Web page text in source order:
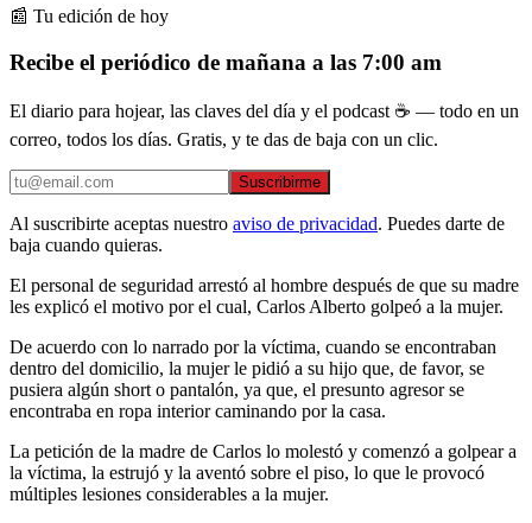
📰 Tu edición de hoy
Recibe el periódico de mañana a las 7:00 am
El diario para hojear, las claves del día y el podcast ☕ — todo en un
correo, todos los días. Gratis, y te das de baja con un clic.
Suscribirme
Al suscribirte aceptas nuestro aviso de privacidad. Puedes darte de
baja cuando quieras.
El personal de seguridad arrestó al hombre después de que su madre
les explicó el motivo por el cual, Carlos Alberto golpeó a la mujer.
De acuerdo con lo narrado por la víctima, cuando se encontraban
dentro del domicilio, la mujer le pidió a su hijo que, de favor, se
pusiera algún short o pantalón, ya que, el presunto agresor se
encontraba en ropa interior caminando por la casa.
La petición de la madre de Carlos lo molestó y comenzó a golpear a
la víctima, la estrujó y la aventó sobre el piso, lo que le provocó
múltiples lesiones considerables a la mujer.